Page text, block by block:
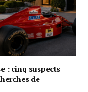
: cinq suspects
de